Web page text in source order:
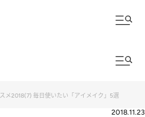
メ2018(7) 毎日使いたい「アイメイク」5選
2018.11.23